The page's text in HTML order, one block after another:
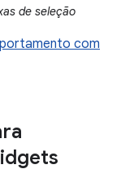
de seleção
com